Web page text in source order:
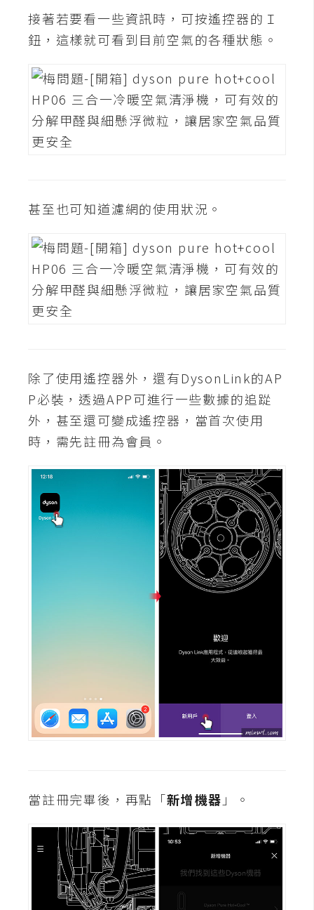
接著若要看一些資訊時，可按遙控器的Ｉ
鈕，這樣就可看到目前空氣的各種狀態。
甚至也可知道濾網的使用狀況。
除了使用遙控器外，還有DysonLink的AP
P必裝，透過APP可進行一些數據的追踨
外，甚至還可變成遙控器，當首次使用
時，需先註冊為會員。
當註冊完畢後，再點「新增機器 」。